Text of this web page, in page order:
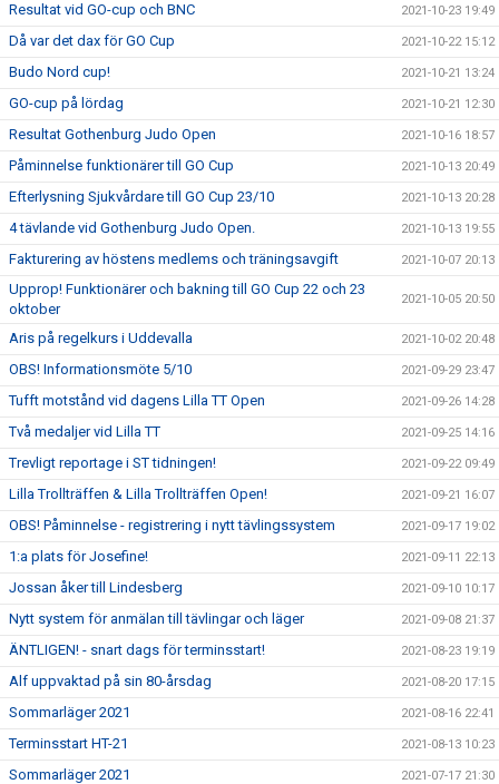
Resultat vid GO-cup och BNC 2021-10-23 19:49
Då var det dax för GO Cup 2021-10-22 15:12
Budo Nord cup! 2021-10-21 13:24
GO-cup på lördag 2021-10-21 12:30
Resultat Gothenburg Judo Open 2021-10-16 18:57
Påminnelse funktionärer till GO Cup 2021-10-13 20:49
Efterlysning Sjukvårdare till GO Cup 23/10 2021-10-13 20:28
4 tävlande vid Gothenburg Judo Open. 2021-10-13 19:55
Fakturering av höstens medlems och träningsavgift 2021-10-07 20:13
Upprop! Funktionärer och bakning till GO Cup 22 och 23
oktober
2021-10-05 20:50
Aris på regelkurs i Uddevalla 2021-10-02 20:48
OBS! Informationsmöte 5/10 2021-09-29 23:47
Tufft motstånd vid dagens Lilla TT Open 2021-09-26 14:28
Två medaljer vid Lilla TT 2021-09-25 14:16
Trevligt reportage i ST tidningen! 2021-09-22 09:49
Lilla Trollträffen & Lilla Trollträffen Open! 2021-09-21 16:07
OBS! Påminnelse - registrering i nytt tävlingssystem 2021-09-17 19:02
1:a plats för Josefine! 2021-09-11 22:13
Jossan åker till Lindesberg 2021-09-10 10:17
Nytt system för anmälan till tävlingar och läger 2021-09-08 21:37
ÄNTLIGEN! - snart dags för terminsstart! 2021-08-23 19:19
Alf uppvaktad på sin 80-årsdag 2021-08-20 17:15
Sommarläger 2021 2021-08-16 22:41
Terminsstart HT-21 2021-08-13 10:23
Sommarläger 2021 2021-07-17 21:30